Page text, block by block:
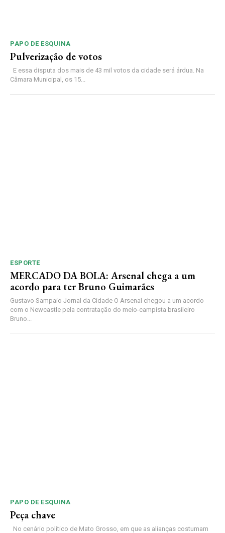
PAPO DE ESQUINA
Pulverização de votos
E essa disputa dos mais de 43 mil votos da cidade será árdua. Na
Câmara Municipal, os 15...
ESPORTE
MERCADO DA BOLA: Arsenal chega a um
acordo para ter Bruno Guimarães
Gustavo Sampaio Jornal da Cidade O Arsenal chegou a um acordo
com o Newcastle pela contratação do meio-campista brasileiro
Bruno...
PAPO DE ESQUINA
Peça chave
No cenário político de Mato Grosso, em que as alianças costumam